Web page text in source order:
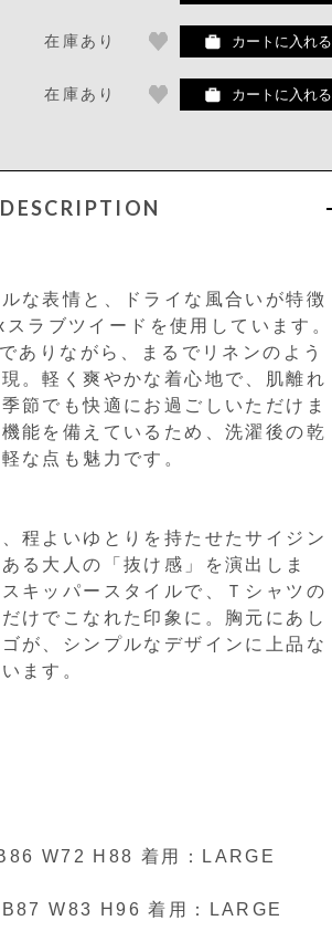
在庫あり カートに入れる
在庫あり カートに入れる
DESCRIPTION
な表情と、ドライな風合いが特徴
ラブツイードを使用しています。
ありながら、まるでリネンのよう
。軽く爽やかな着心地で、肌離れ
節でも快適にお過ごしいただけま
能を備えているため、洗濯後の乾
な点も魅力です。
程よいゆとりを持たせたサイジン
る大人の「抜け感」を演出しま
キッパースタイルで、Ｔシャツの
けでこなれた印象に。胸元にあし
が、シンプルなデザインに上品な
ます。
W72 H88 着用：LARGE
W83 H96 着用：LARGE